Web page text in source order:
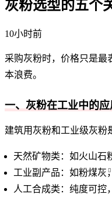
灰粉选型的五个
10小时前
采购灰粉时，价格只是最
本浪费。
一、灰粉在工业中的
建筑用灰粉和工业级灰粉
天然矿物类：如火山石
工业副产品：如粉煤灰
人工合成类：纯度可控